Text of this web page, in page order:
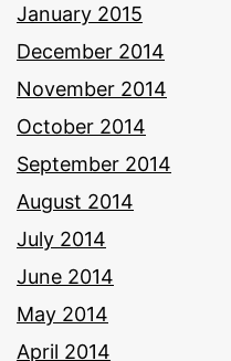
January 2015
December 2014
November 2014
October 2014
September 2014
August 2014
July 2014
June 2014
May 2014
April 2014